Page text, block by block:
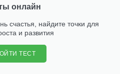
онлайн
счастья, найдите точки для
и развития
ТЕСТ